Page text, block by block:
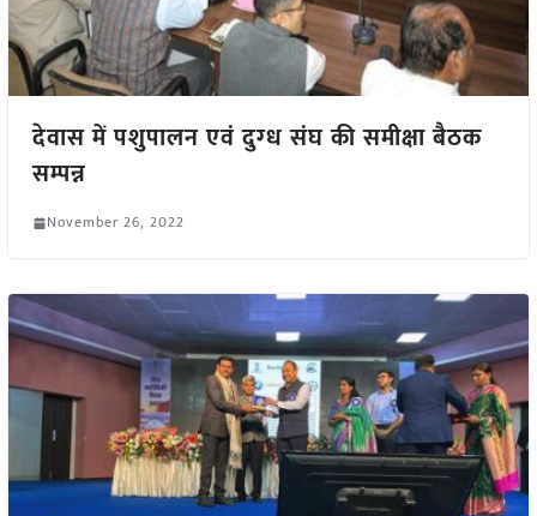
देवास में पशुपालन एवं दुग्‍ध संघ की समीक्षा बैठक
सम्पन्न
November 26, 2022